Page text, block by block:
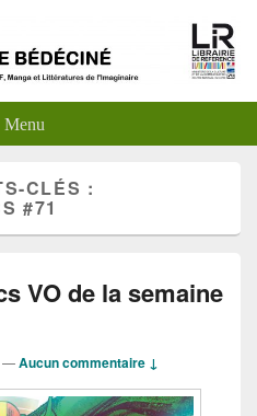
Menu
CLÉS :
#71
VO de la semaine
—Aucun commentaire ↓